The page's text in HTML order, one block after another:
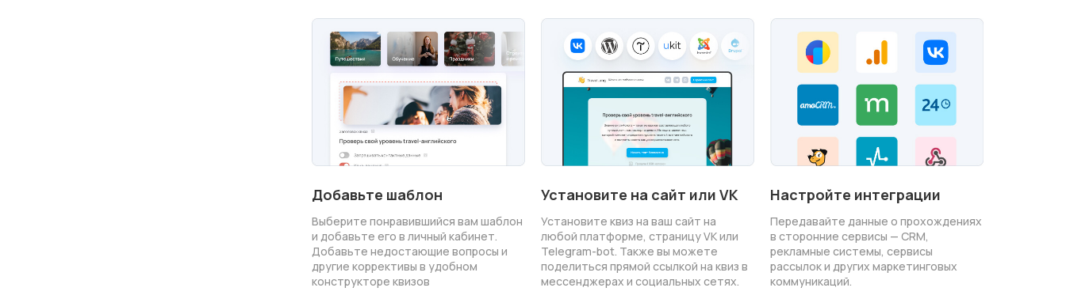
Добавьте шаблон
Выберите понравившийся вам шаблон
и добавьте его в личный кабинет.
Добавьте недостающие вопросы и
другие коррективы в удобном
конструкторе квизов
Установите на сайт или VK
Установите квиз на ваш сайт на
любой платформе, страницу VK или
Telegram-bot. Также вы можете
поделиться прямой ссылкой на квиз в
мессенджерах и социальных сетях.
Настройте интеграции
Передавайте данные о прохождениях
в сторонние сервисы — CRM,
рекламные системы, сервисы
рассылок и других маркетинговых
коммуникаций.